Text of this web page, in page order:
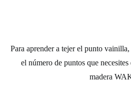
Para aprender a tejer el punto
el número de puntos que necesites
madera